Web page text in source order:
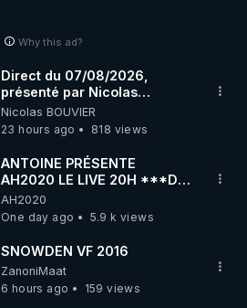
Why this ad?
Direct du 07/08/2026,
présenté par Nicolas
BOUVIER
Nicolas BOUVIER
23 hours ago
818 views
ANTOINE PRÉSENTE
AH2020 LE LIVE 20H ***DU
06/08/2026***
AH2020
One day ago
5.9 k views
SNOWDEN VF 2016
ZanoniMaat
6 hours ago
159 views